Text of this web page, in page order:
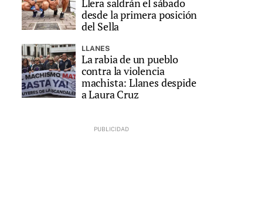
Llera saldrán el sábado
desde la primera posición
del Sella
LLANES
La rabia de un pueblo
contra la violencia
machista: Llanes despide
a Laura Cruz